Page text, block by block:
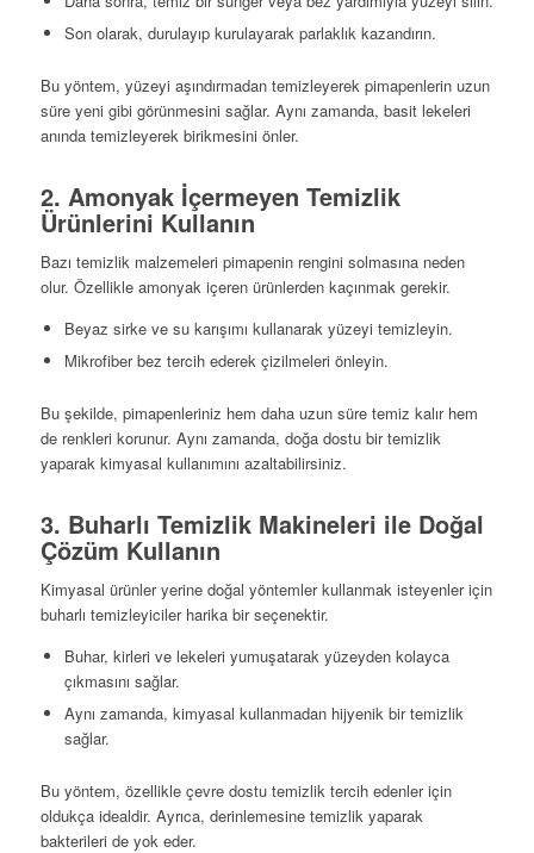
Son olarak, durulayıp kurulayarak parlaklık kazandırın.
Bu yöntem, yüzeyi aşındırmadan temizleyerek pimapenlerin uzun
süre yeni gibi görünmesini sağlar. Aynı zamanda, basit lekeleri
anında temizleyerek birikmesini önler.
2. Amonyak İçermeyen Temizlik
Ürünlerini Kullanın
Bazı temizlik malzemeleri pimapenin rengini solmasına neden
olur. Özellikle amonyak içeren ürünlerden kaçınmak gerekir.
Beyaz sirke ve su karışımı kullanarak yüzeyi temizleyin.
Mikrofiber bez tercih ederek çizilmeleri önleyin.
Bu şekilde, pimapenleriniz hem daha uzun süre temiz kalır hem
de renkleri korunur. Aynı zamanda, doğa dostu bir temizlik
yaparak kimyasal kullanımını azaltabilirsiniz.
3. Buharlı Temizlik Makineleri ile Doğal
Çözüm Kullanın
Kimyasal ürünler yerine doğal yöntemler kullanmak isteyenler için
buharlı temizleyiciler harika bir seçenektir.
Buhar, kirleri ve lekeleri yumuşatarak yüzeyden kolayca
çıkmasını sağlar.
Aynı zamanda, kimyasal kullanmadan hijyenik bir temizlik
sağlar.
Bu yöntem, özellikle çevre dostu temizlik tercih edenler için
oldukça idealdir. Ayrıca, derinlemesine temizlik yaparak
bakterileri de yok eder.